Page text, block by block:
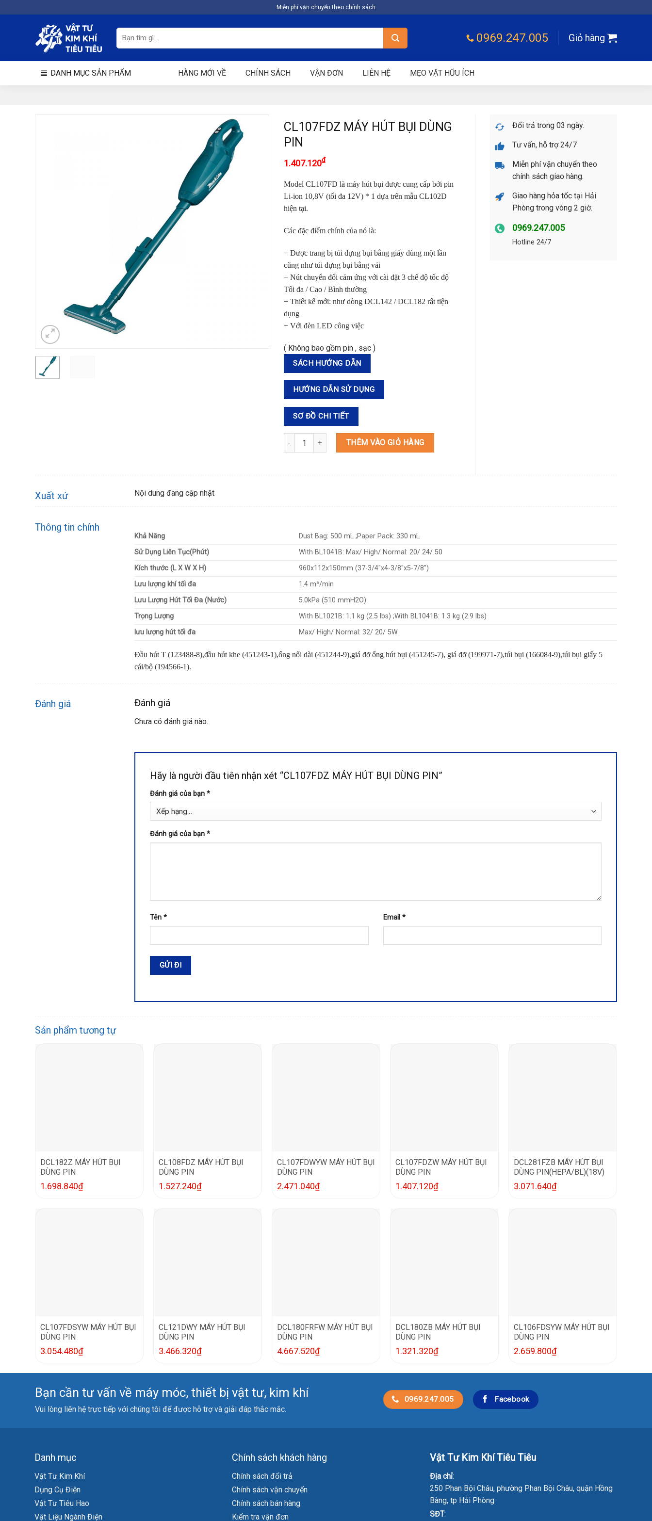
đến
Miễn phí vận chuyển theo chính sách
Tìm
kiếm:
0969.247.005 Giỏ hàng
DANH MỤC SẢN PHẨM HÀNG MỚI VỀ CHÍNH SÁCH VẬN ĐƠN LIÊN HỆ MẸO VẶT HỮU ÍCH
CL107FDZ MÁY HÚT BỤI DÙNG
PIN
1.407.120₫
Model CL107FD là máy hút bụi được cung cấp bởi pin
Li-ion 10,8V (tối đa 12V) * 1 dựa trên mẫu CL102D
hiện tại.
Các đặc điểm chính của nó là:
+ Được trang bị túi đựng bụi bằng giấy dùng một lần
cũng như túi đựng bụi bằng vải
+ Nút chuyển đổi cảm ứng với cài đặt 3 chế độ tốc độ
Tối đa / Cao / Bình thường
+ Thiết kế mới: như dòng DCL142 / DCL182 rất tiện
dụng
+ Với đèn LED công việc
( Không bao gồm pin , sạc )
SÁCH HƯỚNG DẪN
HƯỚNG DẪN SỬ DỤNG
SƠ ĐỒ CHI TIẾT
CL107FDZ MÁY HÚT BỤI DÙNG PIN số lượng
THÊM VÀO GIỎ HÀNG
Đổi trả trong 03 ngày.
Tư vấn, hỗ trợ 24/7
Miễn phí vận chuyển theo
chính sách giao hàng.
Giao hàng hỏa tốc tại Hải
Phòng trong vòng 2 giờ.
0969.247.005
Hotline 24/7
Xuất xứ Nội dung đang cập nhật
Thông tin chính
Khả Năng
Dust Bag: 500 mL ;Paper Pack: 330 mL
Sử Dụng Liên Tục(Phút)
With BL1041B: Max/ High/ Normal: 20/ 24/ 50
Kích thước (L X W X H)
960x112x150mm (37-3/4″x4-3/8″x5-7/8″)
Lưu lượng khí tối đa
1.4 m³/min
Lưu Lượng Hút Tối Đa (Nước)
5.0kPa (510 mmH2O)
Trọng Lượng
With BL1021B: 1.1 kg (2.5 lbs) ;With BL1041B: 1.3 kg (2.9 lbs)
lưu lượng hút tối đa
Max/ High/ Normal: 32/ 20/ 5W
Đầu hút T (123488-8),đầu hút khe (451243-1),ống nối dài (451244-9),giá đỡ ống hút bụi (451245-7), giá đỡ (199971-7),túi bụi (166084-9),túi bụi giấy 5
cái/bộ (194566-1).
Đánh giá Đánh giá
Chưa có đánh giá nào.
Hãy là người đầu tiên nhận xét “CL107FDZ MÁY HÚT BỤI DÙNG PIN”
Đánh giá của bạn *
Đánh giá của bạn *
Tên * Email *
Sản phẩm tương tự
DCL182Z MÁY HÚT BỤI
DÙNG PIN
1.698.840₫
CL108FDZ MÁY HÚT BỤI
DÙNG PIN
1.527.240₫
CL107FDWYW MÁY HÚT BỤI
DÙNG PIN
2.471.040₫
CL107FDZW MÁY HÚT BỤI
DÙNG PIN
1.407.120₫
DCL281FZB MÁY HÚT BỤI
DÙNG PIN(HEPA/BL)(18V)
3.071.640₫
CL107FDSYW MÁY HÚT BỤI
DÙNG PIN
3.054.480₫
CL121DWY MÁY HÚT BỤI
DÙNG PIN
3.466.320₫
DCL180FRFW MÁY HÚT BỤI
DÙNG PIN
4.667.520₫
DCL180ZB MÁY HÚT BỤI
DÙNG PIN
1.321.320₫
CL106FDSYW MÁY HÚT BỤI
DÙNG PIN
2.659.800₫
Bạn cần tư vấn về máy móc, thiết bị vật tư, kim khí
Vui lòng liên hệ trực tiếp với chúng tôi để được hỗ trợ và giải đáp thắc mắc.
0969.247.005 Facebook
Danh mục
Vật Tư Kim Khí
Dụng Cụ Điện
Vật Tư Tiêu Hao
Vật Liệu Ngành Điện
Chính sách khách hàng
Chính sách đổi trả
Chính sách vận chuyển
Chính sách bán hàng
Kiểm tra vận đơn
Vật Tư Kim Khí Tiêu Tiêu
Địa chỉ:
250 Phan Bội Châu, phường Phan Bội Châu, quận Hồng
Bàng, tp Hải Phòng
SĐT: